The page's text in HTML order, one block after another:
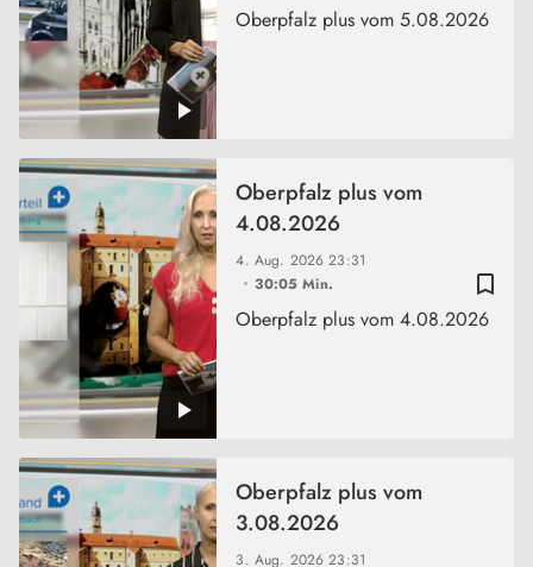
Oberpfalz plus vom 5.08.2026
bookmark_border
4. Aug. 202623:31
30:05 Min.
Oberpfalz plus vom
4.08.2026
Oberpfalz plus vom 4.08.2026
3. Aug. 202623:31
Oberpfalz plus vom
3.08.2026